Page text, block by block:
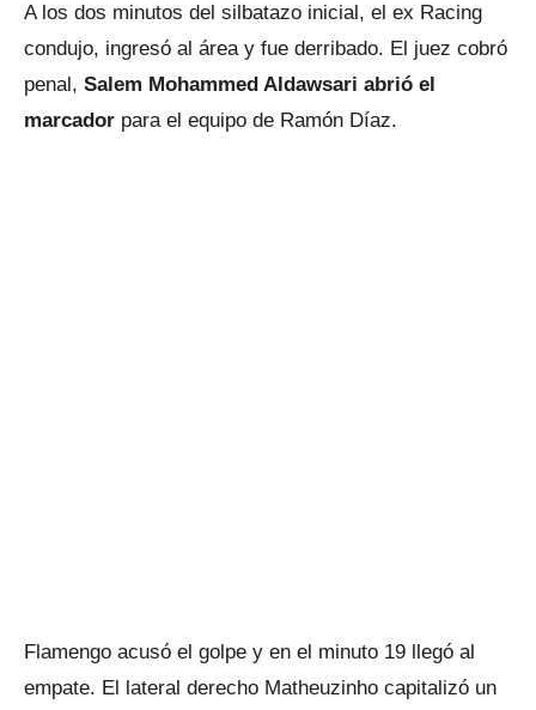
A los dos minutos del silbatazo inicial, el ex Racing
condujo, ingresó al área y fue derribado. El juez cobró
penal, Salem Mohammed Aldawsari abrió el
marcador para el equipo de Ramón Díaz.
Flamengo acusó el golpe y en el minuto 19 llegó al
empate. El lateral derecho Matheuzinho capitalizó un